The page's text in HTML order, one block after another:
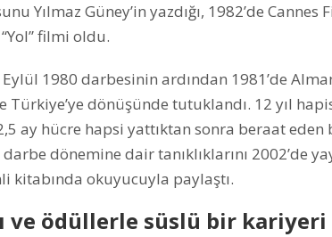
Yılmaz Güney’in yazdığı, 1982’de
filmi oldu.
1980 darbesinin ardından 1981’de
Türkiye’ye dönüşünde tutuklandı. 12 yıl
ay hücre hapsi yattıktan sonra beraat eden
dönemine dair tanıklıklarını 2002’de
kitabında okuyucuyla paylaştı.
ve ödüllerle süslü bir